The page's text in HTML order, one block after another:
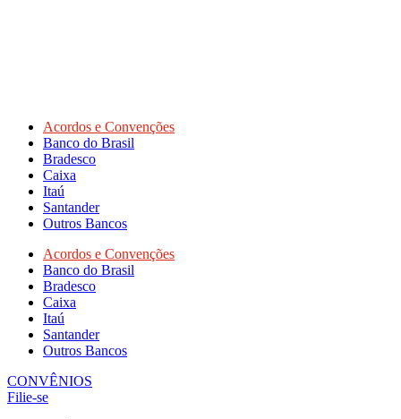
Acordos e Convenções
Banco do Brasil
Bradesco
Caixa
Itaú
Santander
Outros Bancos
Acordos e Convenções
Banco do Brasil
Bradesco
Caixa
Itaú
Santander
Outros Bancos
CONVÊNIOS
Filie-se